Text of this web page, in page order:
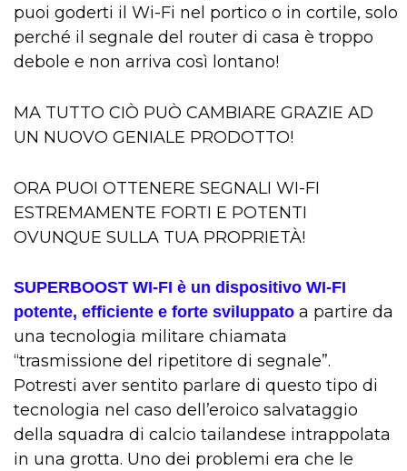
puoi goderti il Wi-Fi nel portico o in cortile, solo
perché il segnale del router di casa è troppo
debole e non arriva così lontano!
MA TUTTO CIÒ PUÒ CAMBIARE GRAZIE AD
UN NUOVO GENIALE PRODOTTO!
ORA PUOI OTTENERE SEGNALI WI-FI
ESTREMAMENTE FORTI E POTENTI
OVUNQUE SULLA TUA PROPRIETÀ!
SUPERBOOST WI-FI è un dispositivo WI-FI
potente, efficiente e forte sviluppato a partire da
una tecnologia militare chiamata
“trasmissione del ripetitore di segnale”.
Potresti aver sentito parlare di questo tipo di
tecnologia nel caso dell’eroico salvataggio
della squadra di calcio tailandese intrappolata
in una grotta. Uno dei problemi era che le